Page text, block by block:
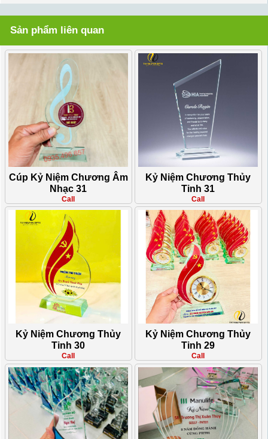
Sản phẩm liên quan
Cúp Kỷ Niệm Chương Âm
Nhạc 31
Call
Kỷ Niệm Chương Thủy
Tinh 31
Call
Kỷ Niệm Chương Thủy
Tinh 30
Call
Kỷ Niệm Chương Thủy
Tinh 29
Call